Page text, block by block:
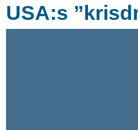
USA:s